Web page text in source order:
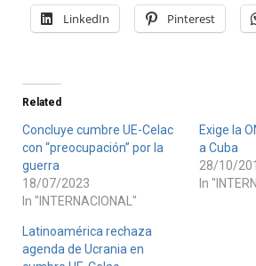
LinkedIn Pinterest
Related
Concluye cumbre UE-Celac
con “preocupación” por la
guerra
18/07/2023
In "INTERNACIONAL"
Exige la
a Cuba
28/10/
In
Latinoamérica rechaza
agenda de Ucrania en